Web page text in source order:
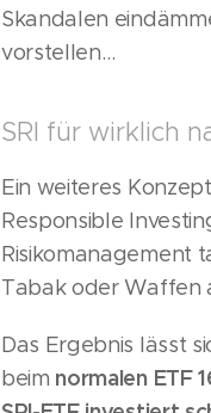
Skandalen
vorstellen…
SRI für wirklich
Ein weiteres
Responsible
Risikomanagement
Tabak oder Waffen
Das Ergebnis lässt
beim normalen ETF